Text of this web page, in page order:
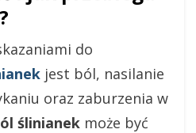
do
jest ból, nasilanie
oraz zaburzenia w
ślinianek może być